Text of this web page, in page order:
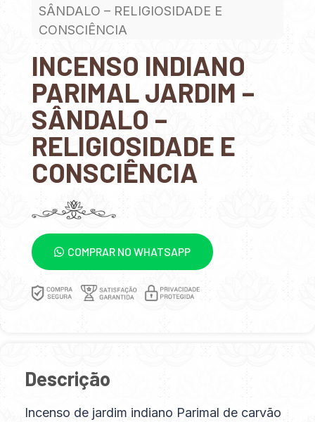
SÂNDALO – RELIGIOSIDADE E
CONSCIÊNCIA
INCENSO INDIANO
PARIMAL JARDIM –
SÂNDALO –
RELIGIOSIDADE E
CONSCIÊNCIA
COMPRAR NO WHATSAPP
Descrição
Incenso de jardim indiano Parimal de carvão